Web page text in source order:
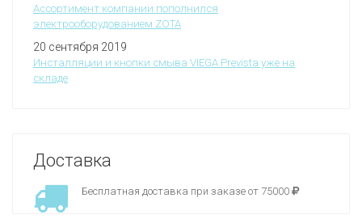
Ассортимент компании пополнился
электрооборудованием ZOTA
20 сентября 2019
Инсталляции и кнопки смыва VIEGA Prevista уже на
складе
Доставка
Бесплатная доставка при заказе от 75000